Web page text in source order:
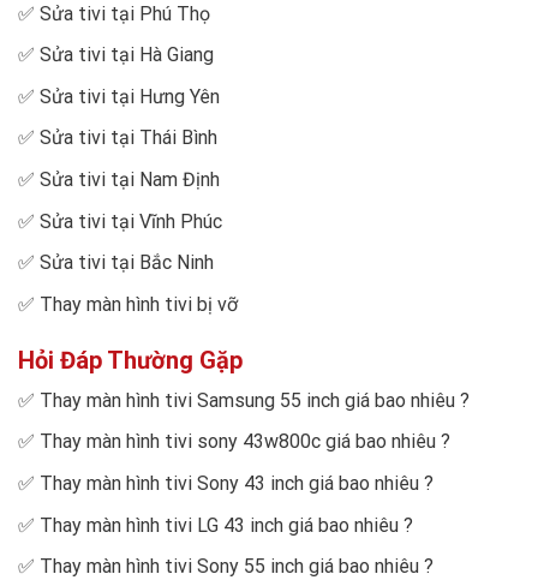
✅ Sửa tivi tại Phú Thọ
✅ Sửa tivi tại Hà Giang
✅ Sửa tivi tại Hưng Yên
✅ Sửa tivi tại Thái Bình
✅ Sửa tivi tại Nam Định
✅ Sửa tivi tại Vĩnh Phúc
✅ Sửa tivi tại Bắc Ninh
✅ Thay màn hình tivi bị vỡ
Hỏi Đáp Thường Gặp
✅ Thay màn hình tivi Samsung 55 inch giá bao nhiêu ?
✅ Thay màn hình tivi sony 43w800c giá bao nhiêu ?
✅ Thay màn hình tivi Sony 43 inch giá bao nhiêu ?
✅ Thay màn hình tivi LG 43 inch giá bao nhiêu ?
✅ Thay màn hình tivi Sony 55 inch giá bao nhiêu ?